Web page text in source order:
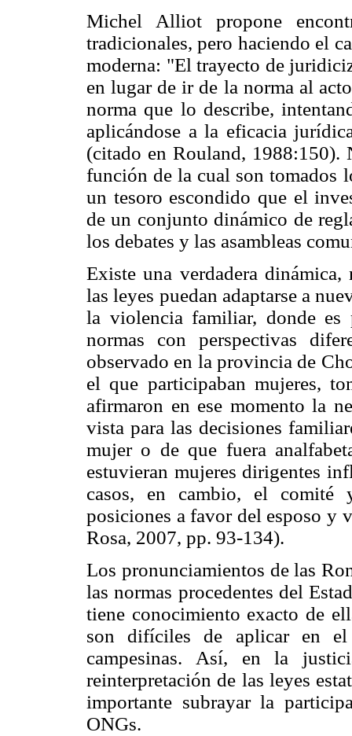
Michel Alliot propone
tradicionales, pero haciendo el
moderna: "El trayecto de
en lugar de ir de la norma al
norma que lo describe,
aplicándose a la eficacia
(citado en Rouland,
función de la cual son tomados
un tesoro escondido que el
de un conjunto dinámico de
los debates y las asambleas
Existe una verdadera
las leyes puedan adaptarse a
la violencia familiar, donde es
normas con perspectivas
observado en la provincia de
el que participaban mujeres,
afirmaron en ese momento la
vista para las decisiones
mujer o de que fuera
estuvieran mujeres dirigentes
casos, en cambio, el comité
posiciones a favor del esposo y
Rosa, 2007, pp. 93-134).
Los pronunciamientos de las
las normas procedentes del
tiene conocimiento exacto de
son difíciles de aplicar en
campesinas. Así, en la
reinterpretación de las leyes
importante subrayar la
ONGs.